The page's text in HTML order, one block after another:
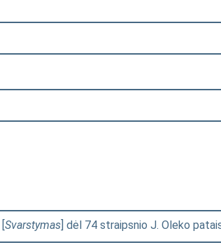
[Svarstymas] dėl 74 straipsnio J. Oleko